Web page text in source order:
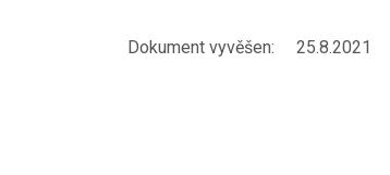
Dokument vyvěšen: